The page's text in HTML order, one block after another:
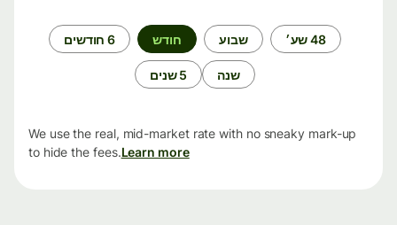
48 שע׳ שבוע חודש 6 חודשים
שנה 5 שנים
We use the real, mid-market rate with no sneaky mark-up
to hide the fees.Learn more